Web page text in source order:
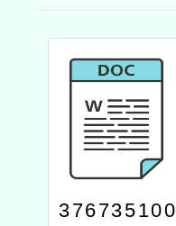
376735100